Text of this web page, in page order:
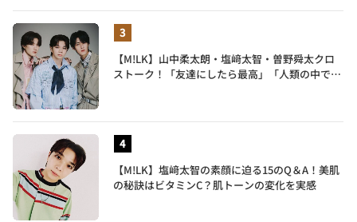
【M!LK】山中柔太朗・塩﨑太智・曽野舜太クロ
ストーク！「友達にしたら最高」「人類の中で桁
【M!LK】塩﨑太智の素顔に迫る15のQ＆A！美肌
の秘訣はビタミンC？肌トーンの変化を実感